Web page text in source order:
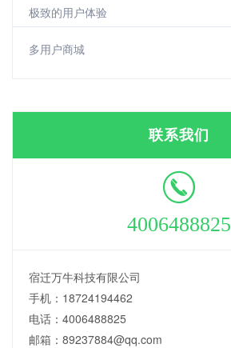
极致的用户体验
多用户商城
联系我们
4006488825
宿迁万牛科技有限公司
手机：18724194462
电话：4006488825
邮箱：89237884@qq.com